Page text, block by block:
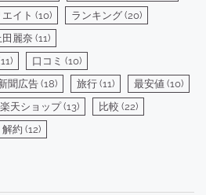
イト (10) ランキング (20)
田麗奈 (11)
口コミ (10)
聞広告 (18) 旅行 (11) 最安値 (10)
楽天ショップ(13) 比較 (22)
解約 (12)